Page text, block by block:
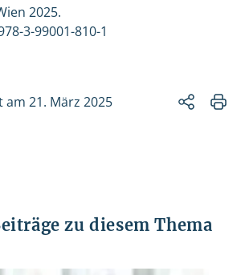
2025.
3-99001-810-1
21. März 2025
zu diesem Thema